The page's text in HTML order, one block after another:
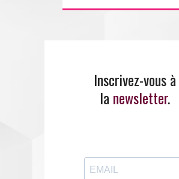
Inscrivez-vous à
la newsletter.